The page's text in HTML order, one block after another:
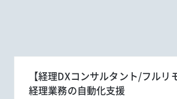
【経理DXコンサルタント/フル
経理業務の自動化支援